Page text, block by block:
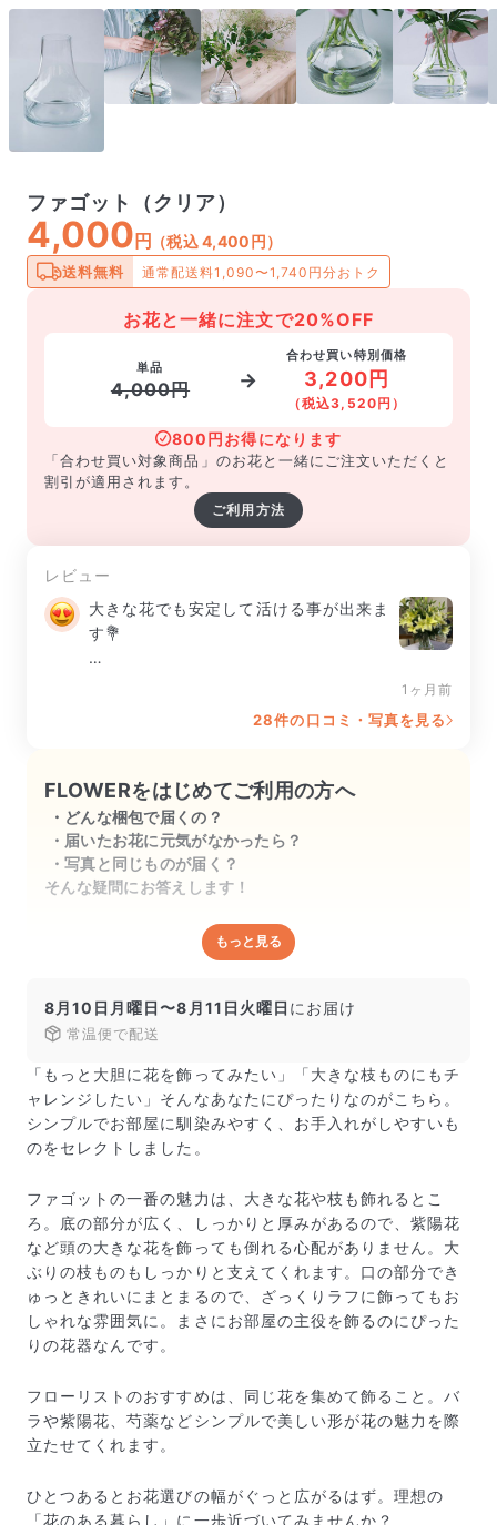
ファゴット（クリア）
4,000 円 （税込 4,400円）
送料無料 通常配送料1,090〜1,740円分おトク
お花と一緒に注文で20%OFF
単品
4,000円 →
合わせ買い特別価格
3,200円
（税込3,520円）
800円お得になります
「合わせ買い対象商品」のお花と一緒にご注文いただくと
割引が適用されます。
ご利用方法
レビュー
大きな花でも安定して活ける事が出来ま
す💐
1ヶ月前
28件の口コミ・写真を見る
FLOWERをはじめてご利用の方へ
どんな梱包で届くの？
届いたお花に元気がなかったら？
写真と同じものが届く？
そんな疑問にお答えします！
どんな梱包で届くの？
し、専用ボックスに丁寧に梱包してお届けしています。
きゅっとまとめられて一見窮屈そうに見えますが、輸送
もっと見る
8月10日月曜日〜8月11日火曜日 にお届け
常温便で配送
「もっと大胆に花を飾ってみたい」「大きな枝ものにもチ
ャレンジしたい」そんなあなたにぴったりなのがこちら。
シンプルでお部屋に馴染みやすく、お手入れがしやすいも
のをセレクトしました。
ファゴットの一番の魅力は、大きな花や枝も飾れるとこ
ろ。底の部分が広く、しっかりと厚みがあるので、紫陽花
など頭の大きな花を飾っても倒れる心配がありません。大
ぶりの枝ものもしっかりと支えてくれます。口の部分でき
ゅっときれいにまとまるので、ざっくりラフに飾ってもお
しゃれな雰囲気に。まさにお部屋の主役を飾るのにぴった
りの花器なんです。
フローリストのおすすめは、同じ花を集めて飾ること。バ
ラや紫陽花、芍薬などシンプルで美しい形が花の魅力を際
立たせてくれます。
ひとつあるとお花選びの幅がぐっと広がるはず。理想の
「花のある暮らし」に一歩近づいてみませんか？